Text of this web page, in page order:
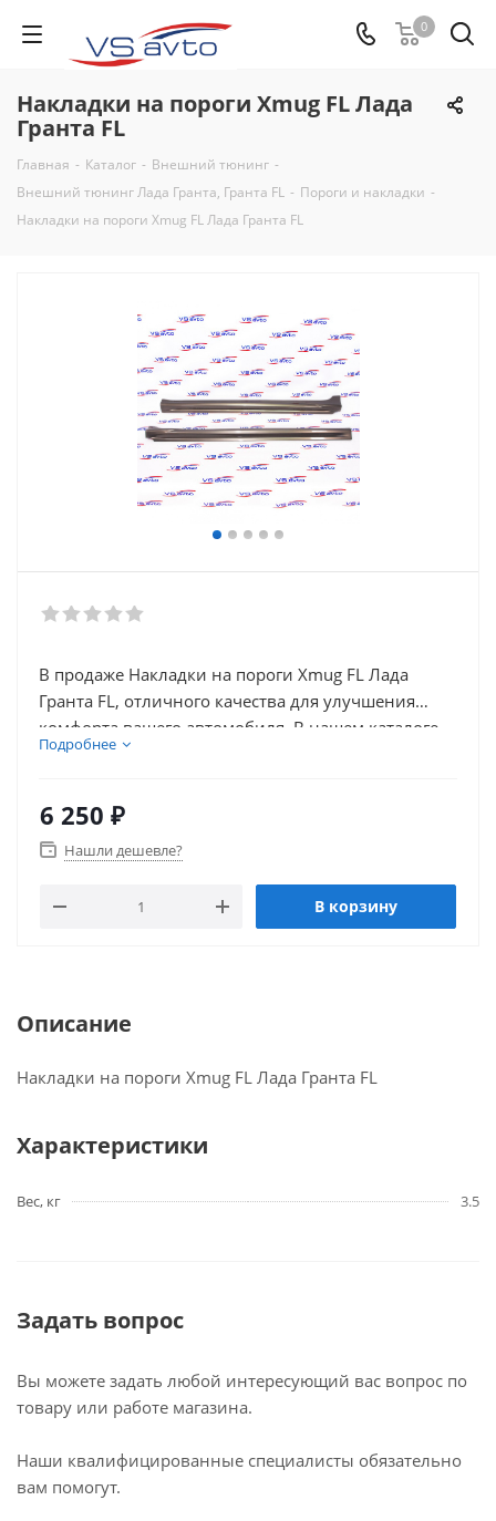
0
Накладки на пороги Xmug FL Лада
Гранта FL
Главная - Каталог - Внешний тюнинг -
Внешний тюнинг Лада Гранта, Гранта FL - Пороги и накладки -
Накладки на пороги Xmug FL Лада Гранта FL
В продаже Накладки на пороги Xmug FL Лада
Гранта FL, отличного качества для улучшения
комфорта вашего автомобиля. В нашем каталоге
так же присутствует множество товаров для
Подробнее
6 250 ₽
Нашли дешевле?
В корзину
Описание
Накладки на пороги Xmug FL Лада Гранта FL
Характеристики
Вес, кг 3.5
Задать вопрос
Вы можете задать любой интересующий вас вопрос по
товару или работе магазина.
Наши квалифицированные специалисты обязательно
вам помогут.